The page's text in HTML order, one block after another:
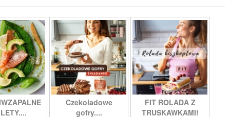
Czekoladowe
gofry....
FIT ROLADA Z
TRUSKAWKAMI!